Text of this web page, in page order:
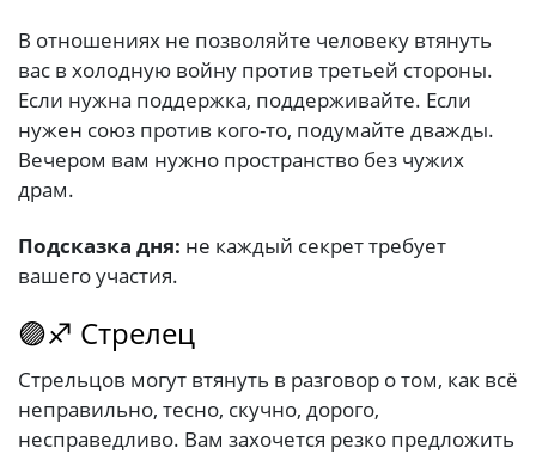
В отношениях не позволяйте человеку втянуть
вас в холодную войну против третьей стороны.
Если нужна поддержка, поддерживайте. Если
нужен союз против кого-то, подумайте дважды.
Вечером вам нужно пространство без чужих
драм.
Подсказка дня: не каждый секрет требует
вашего участия.
🟣♐ Стрелец
Стрельцов могут втянуть в разговор о том, как всё
неправильно, тесно, скучно, дорого,
несправедливо. Вам захочется резко предложить